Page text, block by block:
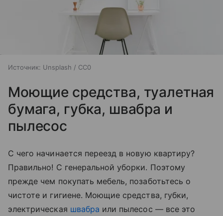
Источник: Unsplash / CC0
Моющие средства, туалетная
бумага, губка, швабра и
пылесос
С чего начинается переезд в новую квартиру?
Правильно! С генеральной уборки. Поэтому
прежде чем покупать мебель, позаботьтесь о
чистоте и гигиене. Моющие средства, губки,
электрическая швабра или пылесос — все это